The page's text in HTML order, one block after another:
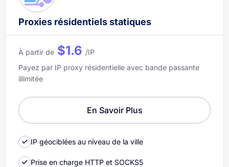
Proxies résidentiels statiques
À partir de $1.6 /IP
Payez par IP proxy résidentielle avec bande passante
illimitée
En Savoir Plus
IP géociblées au niveau de la ville
Prise en charge HTTP et SOCKS5